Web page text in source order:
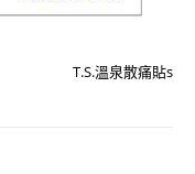
T.S.溫泉散痛貼s